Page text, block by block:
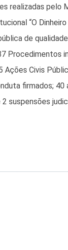
realizadas pelo
“O
de
Procedimentos
Civis
firmados; 40
suspensões